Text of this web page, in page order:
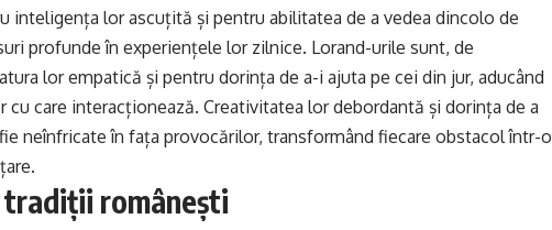
inteligența lor ascuțită și pentru abilitatea de a vedea dincolo de
profunde în experiențele lor zilnice. Lorand-urile sunt, de
lor empatică și pentru dorința de a-i ajuta pe cei din jur, aducând
care interacționează. Creativitatea lor debordantă și dorința de a
neînfricate în fața provocărilor, transformând fiecare obstacol într-o
tradiții românești